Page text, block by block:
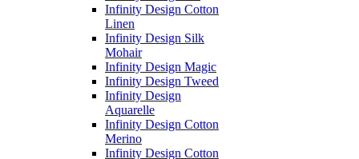
Infinity Design Cotton
Linen
Infinity Design Silk
Mohair
Infinity Design Magic
Infinity Design Tweed
Infinity Design
Aquarelle
Infinity Design Cotton
Merino
Infinity Design Cotton